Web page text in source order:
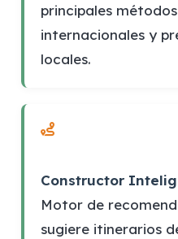
principales
internacionales y
locales.
Constructor
Motor de
sugiere itinerarios